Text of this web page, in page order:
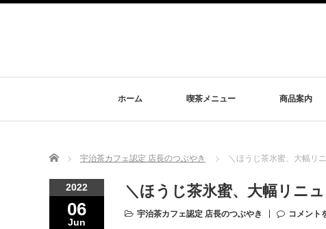
ホーム 喫茶メニュー 商品案内
Home 宇治茶カフェ認定 店長のつぶやき ＼ほうじ茶氷蜜、大幅リ
2022
06
Jun
＼ほうじ茶氷蜜、大幅リニ
宇治茶カフェ認定 店長のつぶやき コメント